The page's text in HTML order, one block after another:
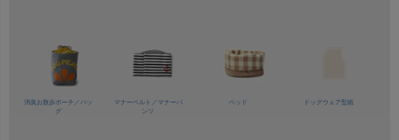
消臭お散歩ポーチ／バッ
グ
マナーベルト／ マナーパ
ンツ
ベッド ドッグウェア型紙